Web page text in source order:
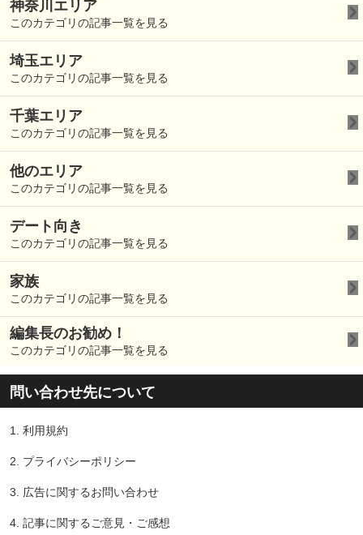
神奈川エリア
このカテゴリの記事一覧を見る
埼玉エリア
このカテゴリの記事一覧を見る
千葉エリア
このカテゴリの記事一覧を見る
他のエリア
このカテゴリの記事一覧を見る
デート向き
このカテゴリの記事一覧を見る
家族
このカテゴリの記事一覧を見る
編集長のお勧め！
このカテゴリの記事一覧を見る
問い合わせ先について
1. 利用規約
2. プライバシーポリシー
3. 広告に関するお問い合わせ
4. 記事に関するご意見・ご感想